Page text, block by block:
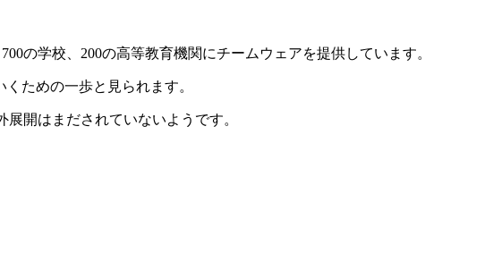
の学校、200の高等教育機関にチームウェアを提供しています。
ための一歩と見られます。
開はまだされていないようです。